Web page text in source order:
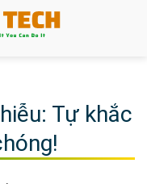
Tự khắc